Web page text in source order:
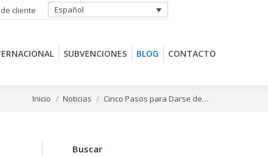
cliente Español
SUBVENCIONES BLOG CONTACTO
Estás aquí:
Inicio Noticias Cinco Pasos para Darse de…
Buscar